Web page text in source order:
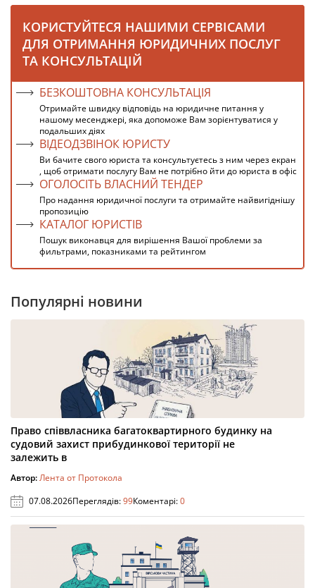
КОРИСТУЙТЕСЯ НАШИМИ СЕРВІСАМИ
ДЛЯ ОТРИМАННЯ ЮРИДИЧНИХ ПОСЛУГ
ТА КОНСУЛЬТАЦІЙ
БЕЗКОШТОВНА КОНСУЛЬТАЦІЯ
Отримайте швидку відповідь на юридичне питання у
нашому месенджері, яка допоможе Вам зорієнтуватися у
подальших діях
ВІДЕОДЗВІНОК ЮРИСТУ
Ви бачите свого юриста та консультуєтесь з ним через екран
, щоб отримати послугу Вам не потрібно йти до юриста в офіс
ОГОЛОСІТЬ ВЛАСНИЙ ТЕНДЕР
Про надання юридичної послуги та отримайте найвигіднішу
пропозицію
КАТАЛОГ ЮРИСТІВ
Пошук виконавця для вирішення Вашої проблеми за
фильтрами, показниками та рейтингом
Популярні новини
Право співвласника багатоквартирного будинку на
судовий захист прибудинкової території не
залежить в
Автор:Лента от Протокола
07.08.2026Переглядів:99Коментарі:0